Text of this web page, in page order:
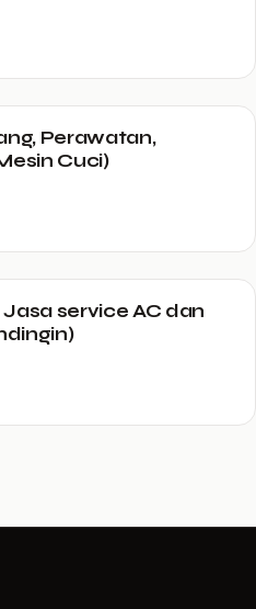
Perawatan,
Cuci)
service AC dan